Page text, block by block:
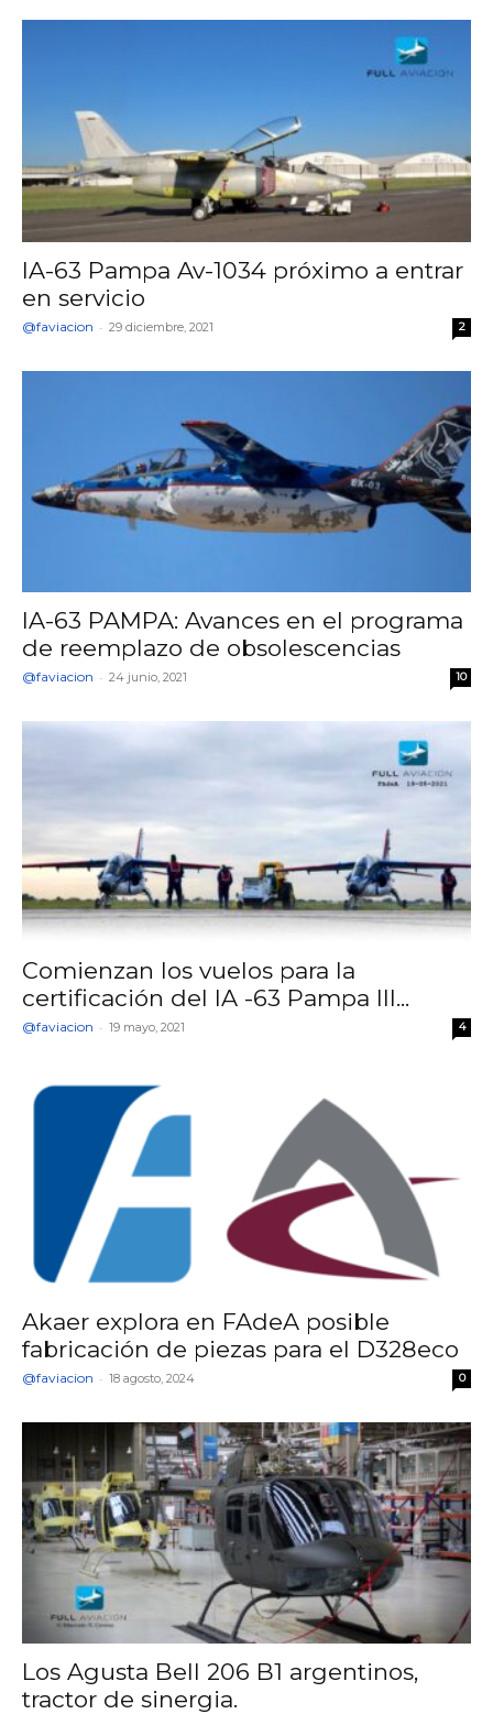
IA-63 Pampa Av-1034 próximo a entrar
en servicio
@faviacion - 29 diciembre, 2021 2
IA-63 PAMPA: Avances en el programa
de reemplazo de obsolescencias
@faviacion - 24 junio, 2021 10
Comienzan los vuelos para la
certificación del IA -63 Pampa III...
@faviacion - 19 mayo, 2021 4
Akaer explora en FAdeA posible
fabricación de piezas para el D328eco
@faviacion - 18 agosto, 2024 0
Los Agusta Bell 206 B1 argentinos,
tractor de sinergia.